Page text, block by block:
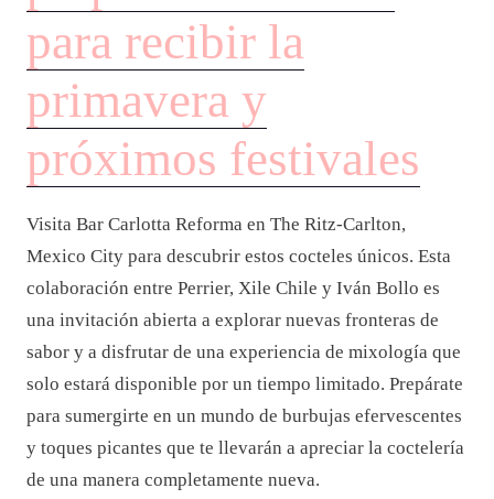
para recibir la
primavera y
próximos festivales
Visita Bar Carlotta Reforma en The Ritz-Carlton,
Mexico City para descubrir estos cocteles únicos. Esta
colaboración entre Perrier, Xile Chile y Iván Bollo es
una invitación abierta a explorar nuevas fronteras de
sabor y a disfrutar de una experiencia de mixología que
solo estará disponible por un tiempo limitado. Prepárate
para sumergirte en un mundo de burbujas efervescentes
y toques picantes que te llevarán a apreciar la coctelería
de una manera completamente nueva.